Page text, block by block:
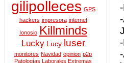
gilipolleces GPS
hackers impresora internet
Ionosio Killminds
Lucky Lucy luser
monitores Navidad opinion p2p
Patologías Laborales Extremas